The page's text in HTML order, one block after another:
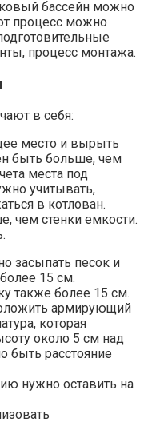
бассейн можно
процесс можно
процесс монтажа.
в себя:
место и вырыть
быть больше, чем
места под
учитывать,
в котлован.
чем стенки емкости.
засыпать песок и
15 см.
также более 15 см.
армирующий
которая
около 5 см над
расстояние
нужно оставить на